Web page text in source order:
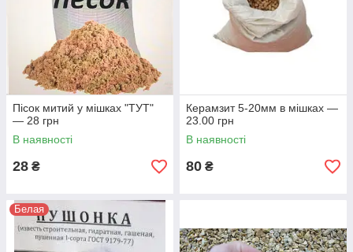
Пісок митий у мішках "ТУТ"
— 28 грн
В наявності
28 ₴
Керамзит 5-20мм в мішках —
23.00 грн
В наявності
80 ₴
Белая